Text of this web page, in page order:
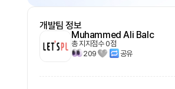
개발팀 정보
Muhammed Ali Balc
총 지지점수0점
209
공유